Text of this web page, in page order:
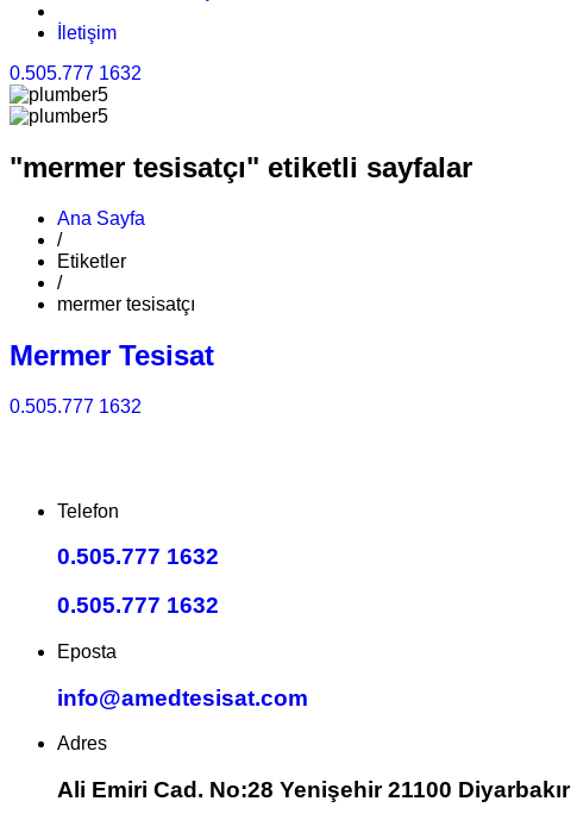
İletişim
0.505.777 1632
"mermer tesisatçı" etiketli sayfalar
Ana Sayfa
/
Etiketler
/
mermer tesisatçı
Mermer Tesisat
0.505.777 1632
Telefon
0.505.777 1632
0.505.777 1632
Eposta
info@amedtesisat.com
Adres
Ali Emiri Cad. No:28 Yenişehir 21100 Diyarbakır